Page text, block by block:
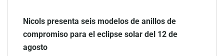
Nicols presenta seis modelos de anillos de
compromiso para el eclipse solar del 12 de
agosto